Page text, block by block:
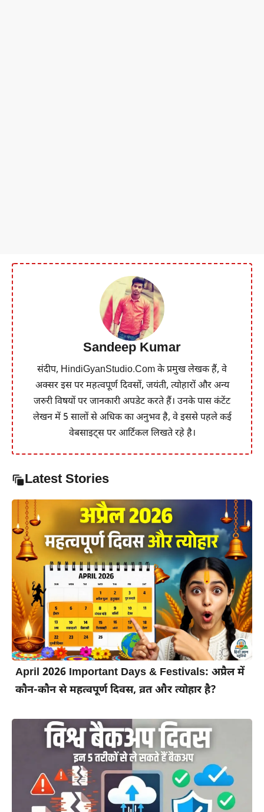
Sandeep Kumar
संदीप, HindiGyanStudio.Com के प्रमुख लेखक हैं, वे
अक्सर इस पर महत्वपूर्ण दिवसों, जयंती, त्योहारों और अन्य
जरुरी विषयों पर जानकारी अपडेट करते हैं। उनके पास कंटेंट
लेखन में 5 सालों से अधिक का अनुभव है, वे इससे पहले कई
वेबसाइट्स पर आर्टिकल लिखते रहे है।
Latest Stories
April 2026 Important Days & Festivals: अप्रैल में
कौन-कौन से महत्वपूर्ण दिवस, व्रत और त्योहार है?